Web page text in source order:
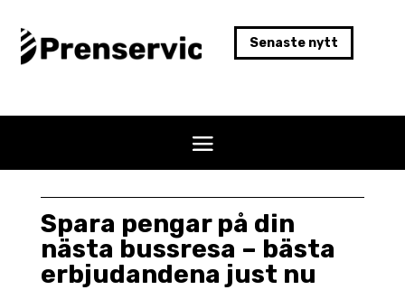
Senaste nytt
Spara pengar på din
nästa bussresa – bästa
erbjudandena just nu